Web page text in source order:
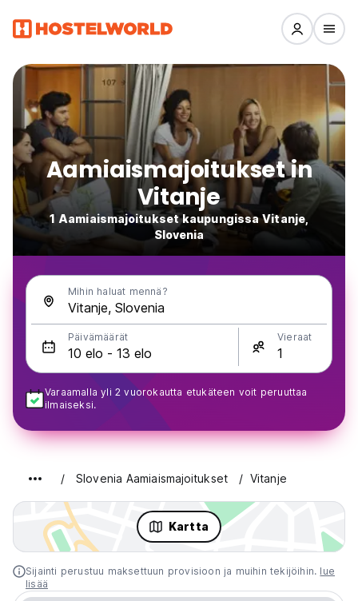
Aamiaismajoitukset in
Vitanje
1 Aamiaismajoitukset kaupungissa Vitanje,
Slovenia
Mihin haluat mennä?
Päivämäärät Vieraat
Varaamalla yli 2 vuorokautta etukäteen voit peruuttaa
ilmaiseksi.
Slovenia Aamiaismajoitukset Vitanje
Kartta
Sijainti perustuu maksettuun provisioon ja muihin tekijöihin. lue
lisää